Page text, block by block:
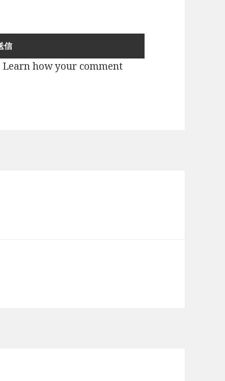
Learn how your comment